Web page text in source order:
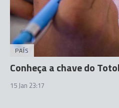
PAÍS
Conheça a chave do
15 Jan 23:17